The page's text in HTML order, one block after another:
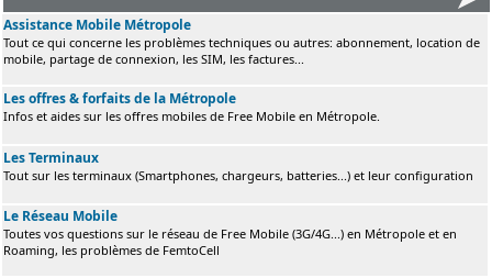
Assistance Mobile Métropole
Tout ce qui concerne les problèmes techniques ou autres: abonnement, location de
mobile, partage de connexion, les SIM, les factures...
Les offres & forfaits de la Métropole
Infos et aides sur les offres mobiles de Free Mobile en Métropole.
Les Terminaux
Tout sur les terminaux (Smartphones, chargeurs, batteries...) et leur configuration
Le Réseau Mobile
Toutes vos questions sur le réseau de Free Mobile (3G/4G...) en Métropole et en
Roaming, les problèmes de FemtoCell